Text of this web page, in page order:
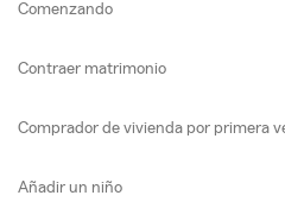
Comenzando
Contraer matrimonio
Comprador de vivienda por primera
Añadir un niño